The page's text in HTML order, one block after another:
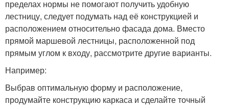
пределах нормы не помогают получить удобную
лестницу, следует подумать над её конструкцией и
расположением относительно фасада дома. Вместо
прямой маршевой лестницы, расположенной под
прямым углом к входу, рассмотрите другие варианты.
Например:
Выбрав оптимальную форму и расположение,
продумайте конструкцию каркаса и сделайте точный